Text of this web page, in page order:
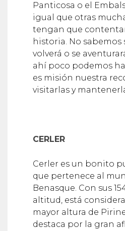
Panticosa o el
igual que otras
tengan que
historia. No sabemos
volverá o se
ahí poco podemos
es misión nuestra
visitarlas y
CERLER
Cerler es un bonito
que pertenece al
Benasque. Con sus
altitud, está
mayor altura de
destaca por la gran